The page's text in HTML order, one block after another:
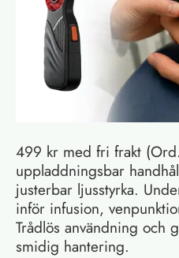
499 kr med fri frakt
uppladdningsbar
justerbar ljusstyrka.
inför infusion,
Trådlös användning och
smidig hantering.